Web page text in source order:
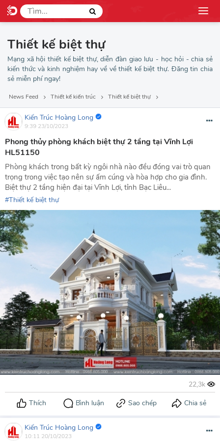
Thiết kế biệt thự
Mạng xã hội thiết kế biệt thự, diễn đàn giao lưu - học hỏi - chia sẻ
kiến thức và kinh nghiệm hay về về thiết kế biệt thự. Đăng tin chia
sẻ miễn phí ngay!
News Feed Thiết kế kiến trúc Thiết kế biệt thự
Kiến Trúc Hoàng Long
9:39 23/10/2023
Phong thủy phòng khách biệt thự 2 tầng tại Vĩnh Lợi
HL51150
Phòng khách trong bất kỳ ngôi nhà nào đều đóng vai trò quan
trọng trong việc tạo nên sự ấm cúng và hòa hợp cho gia đình.
Biệt thự 2 tầng hiện đại tại Vĩnh Lợi, tỉnh Bạc Liêu...
Thiết kế biệt thự
Kiến Trúc Hoàng Long
10:11 20/10/2023